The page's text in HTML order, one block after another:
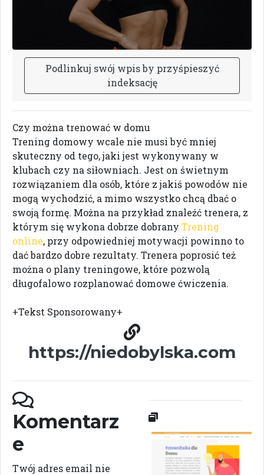
Podlinkuj swój wpisby przyśpieszyć
indeksację
Czy można trenować w domu
Trening domowy wcale nie musi być mniej
skuteczny od tego, jaki jest wykonywany w
klubach czy na siłowniach. Jest on świetnym
rozwiązaniem dla osób, które z jakiś powodów nie
mogą wychodzić, a mimo wszystko chcą dbać o
swoją formę. Można na przykład znaleźć trenera, z
którym się wykona dobrze dobrany Trening
online, przy odpowiedniej motywacji powinno to
dać bardzo dobre rezultaty. Trenera poprosić też
można o plany treningowe, które pozwolą
długofalowo rozplanować domowe ćwiczenia.
+Tekst Sponsorowany+
https://niedobylska.com
Komentarz
e
Twój adres email nie